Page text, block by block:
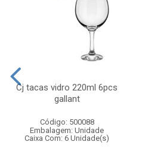
Cj tacas vidro 220ml 6pcs
gallant
Código: 500088
Embalagem: Unidade
Caixa Com: 6 Unidade(s)